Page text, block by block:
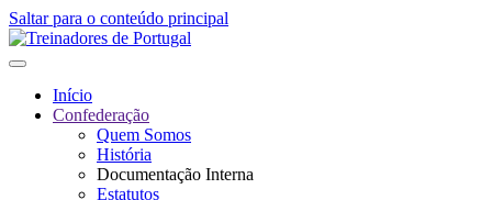
Saltar para o conteúdo principal
Início
Confederação
Quem Somos
História
Documentação Interna
Estatutos